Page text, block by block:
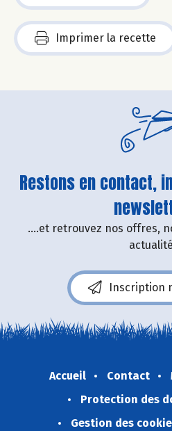
Imprimer la recette
Restons en contact,
....et retrouvez nos offres,
Inscription
Accueil Contact
Protection des
Gestion des